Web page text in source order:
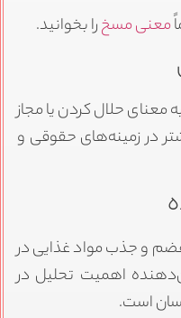
معنی مسخرا بخوانید.
معنای حلال کردن یا مجاز
در زمینه‌های حقوقی و
و جذب مواد غذایی در
اهمیت تحلیل در
است.